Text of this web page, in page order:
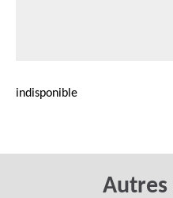
indisponible
Autres